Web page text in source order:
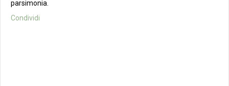
parsimonia.
Condividi